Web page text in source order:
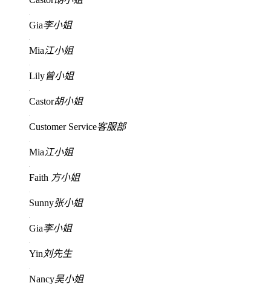
Gia李小姐
Mia江小姐
Lily曾小姐
Castor胡小姐
Customer Service客服部
Mia江小姐
Faith 方小姐
Sunny张小姐
Gia李小姐
Yin 刘先生
Nancy吴小姐